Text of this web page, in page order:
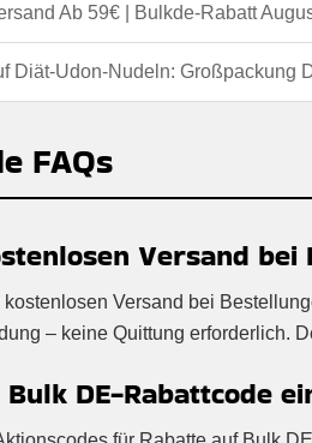
Ab 59€ | Bulkde-Rabatt
Diät-Udon-Nudeln: Großpackung
FAQs
Versand bei
Versand bei
– keine Quittung erforderlich.
DE-Rabattcode